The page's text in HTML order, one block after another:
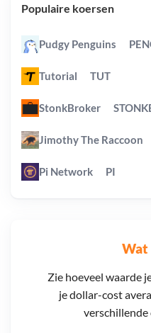
Wat
Zie hoeveel waarde
je dollar-cost
verschillende
Populaire koersen
Pudgy Penguins
Tutorial TUT
StonkBroker
Jimothy The Raccoon
Pi Network PI